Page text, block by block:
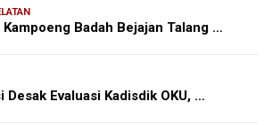
Badah Bejajan Talang …
Desak Evaluasi Kadisdik OKU, …